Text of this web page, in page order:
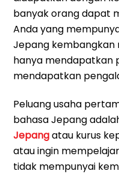
banyak orang dapat
Anda yang
Jepang kembangkan
hanya mendapatkan
mendapatkan
Peluang usaha
bahasa Jepang
Jepangatau kurus
atau ingin
tidak mempunyai